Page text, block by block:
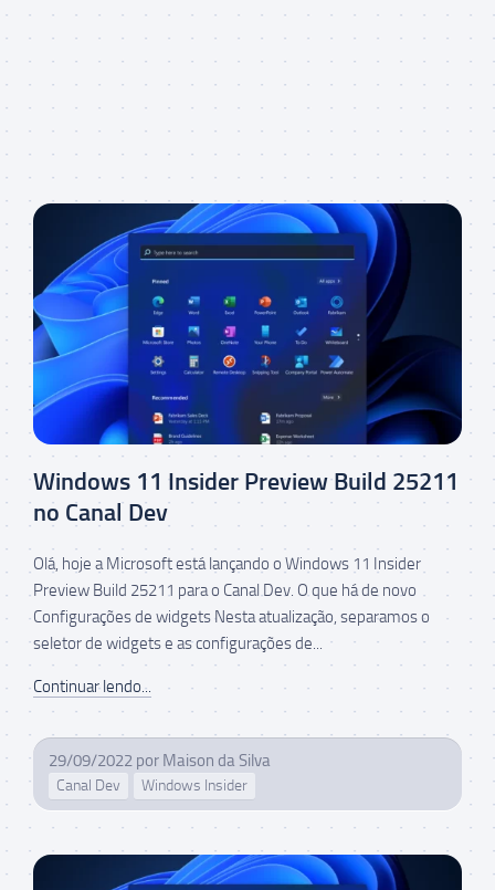
Windows 11 Insider Preview Build 25211
no Canal Dev
Olá, hoje a Microsoft está lançando o Windows 11 Insider
Preview Build 25211 para o Canal Dev. O que há de novo
Configurações de widgets Nesta atualização, separamos o
seletor de widgets e as configurações de...
Continuar lendo...
29/09/2022 por Maison da Silva
Canal Dev Windows Insider